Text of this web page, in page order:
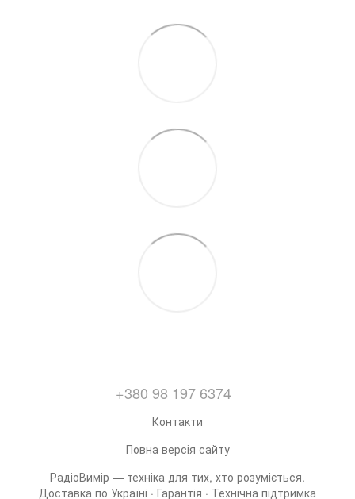
+380 98 197 6374
Контакти
Повна версія сайту
РадіоВимір — техніка для тих, хто розуміється.
Доставка по Україні · Гарантія · Технічна підтримка